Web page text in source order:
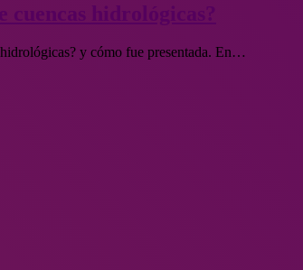
hidrológicas?
y cómo fue presentada. En…